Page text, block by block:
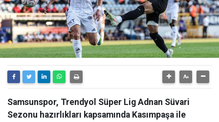
Samsunspor, Trendyol Süper Lig Adnan Süvari
Sezonu hazırlıkları kapsamında Kasımpaşa ile